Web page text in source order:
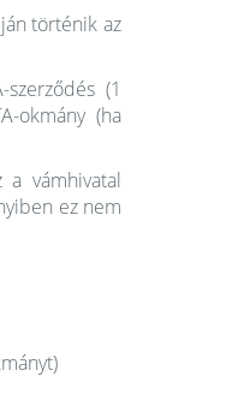
történik az
(1
okmány (ha
vámhivatal
ez nem